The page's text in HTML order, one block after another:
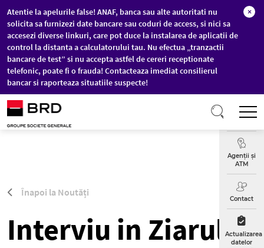
Sari la conținutul principal
Atentie la apelurile false! ANAF, banca sau alte autoritati nu
solicita sa furnizezi date bancare sau coduri de access, si nici sa
accesezi diverse linkuri, care pot duce la instalarea de aplicatii de
control la distanta a calculatorului tau. Nu efectua „tranzactii
bancare de test” si nu accepta astfel de cereri receptionate
telefonic, poate fi o frauda! Contacteaza imediat consilierul
bancar si raporteaza situatiile suspecte!
×
Curs
Agenții și
ATM
Contact
Actualizarea
datelor
Înapoi la Noutăți
Interviu in Ziarul